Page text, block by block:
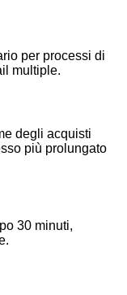
per processi di
multiple.
degli acquisti
più prolungato
30 minuti,